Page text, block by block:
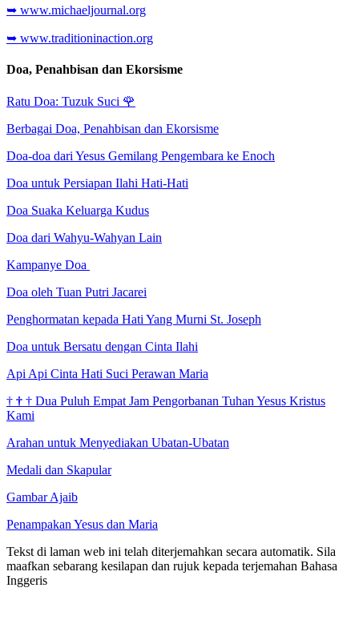
➥ www.michaeljournal.org
➥ www.traditioninaction.org
Doa, Penahbisan dan Ekorsisme
Ratu Doa: Tuzuk Suci 🌹
Berbagai Doa, Penahbisan dan Ekorsisme
Doa-doa dari Yesus Gemilang Pengembara ke Enoch
Doa untuk Persiapan Ilahi Hati-Hati
Doa Suaka Keluarga Kudus
Doa dari Wahyu-Wahyan Lain
Kampanye Doa
Doa oleh Tuan Putri Jacarei
Penghormatan kepada Hati Yang Murni St. Joseph
Doa untuk Bersatu dengan Cinta Ilahi
Api Api Cinta Hati Suci Perawan Maria
† † † Dua Puluh Empat Jam Pengorbanan Tuhan Yesus Kristus
Kami
Arahan untuk Menyediakan Ubatan-Ubatan
Medali dan Skapular
Gambar Ajaib
Penampakan Yesus dan Maria
Tekst di laman web ini telah diterjemahkan secara automatik. Sila
maafkan sebarang kesilapan dan rujuk kepada terjemahan Bahasa
Inggeris